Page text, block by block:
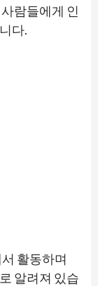
람들에게 인
다.
활동하며
알려져 있습